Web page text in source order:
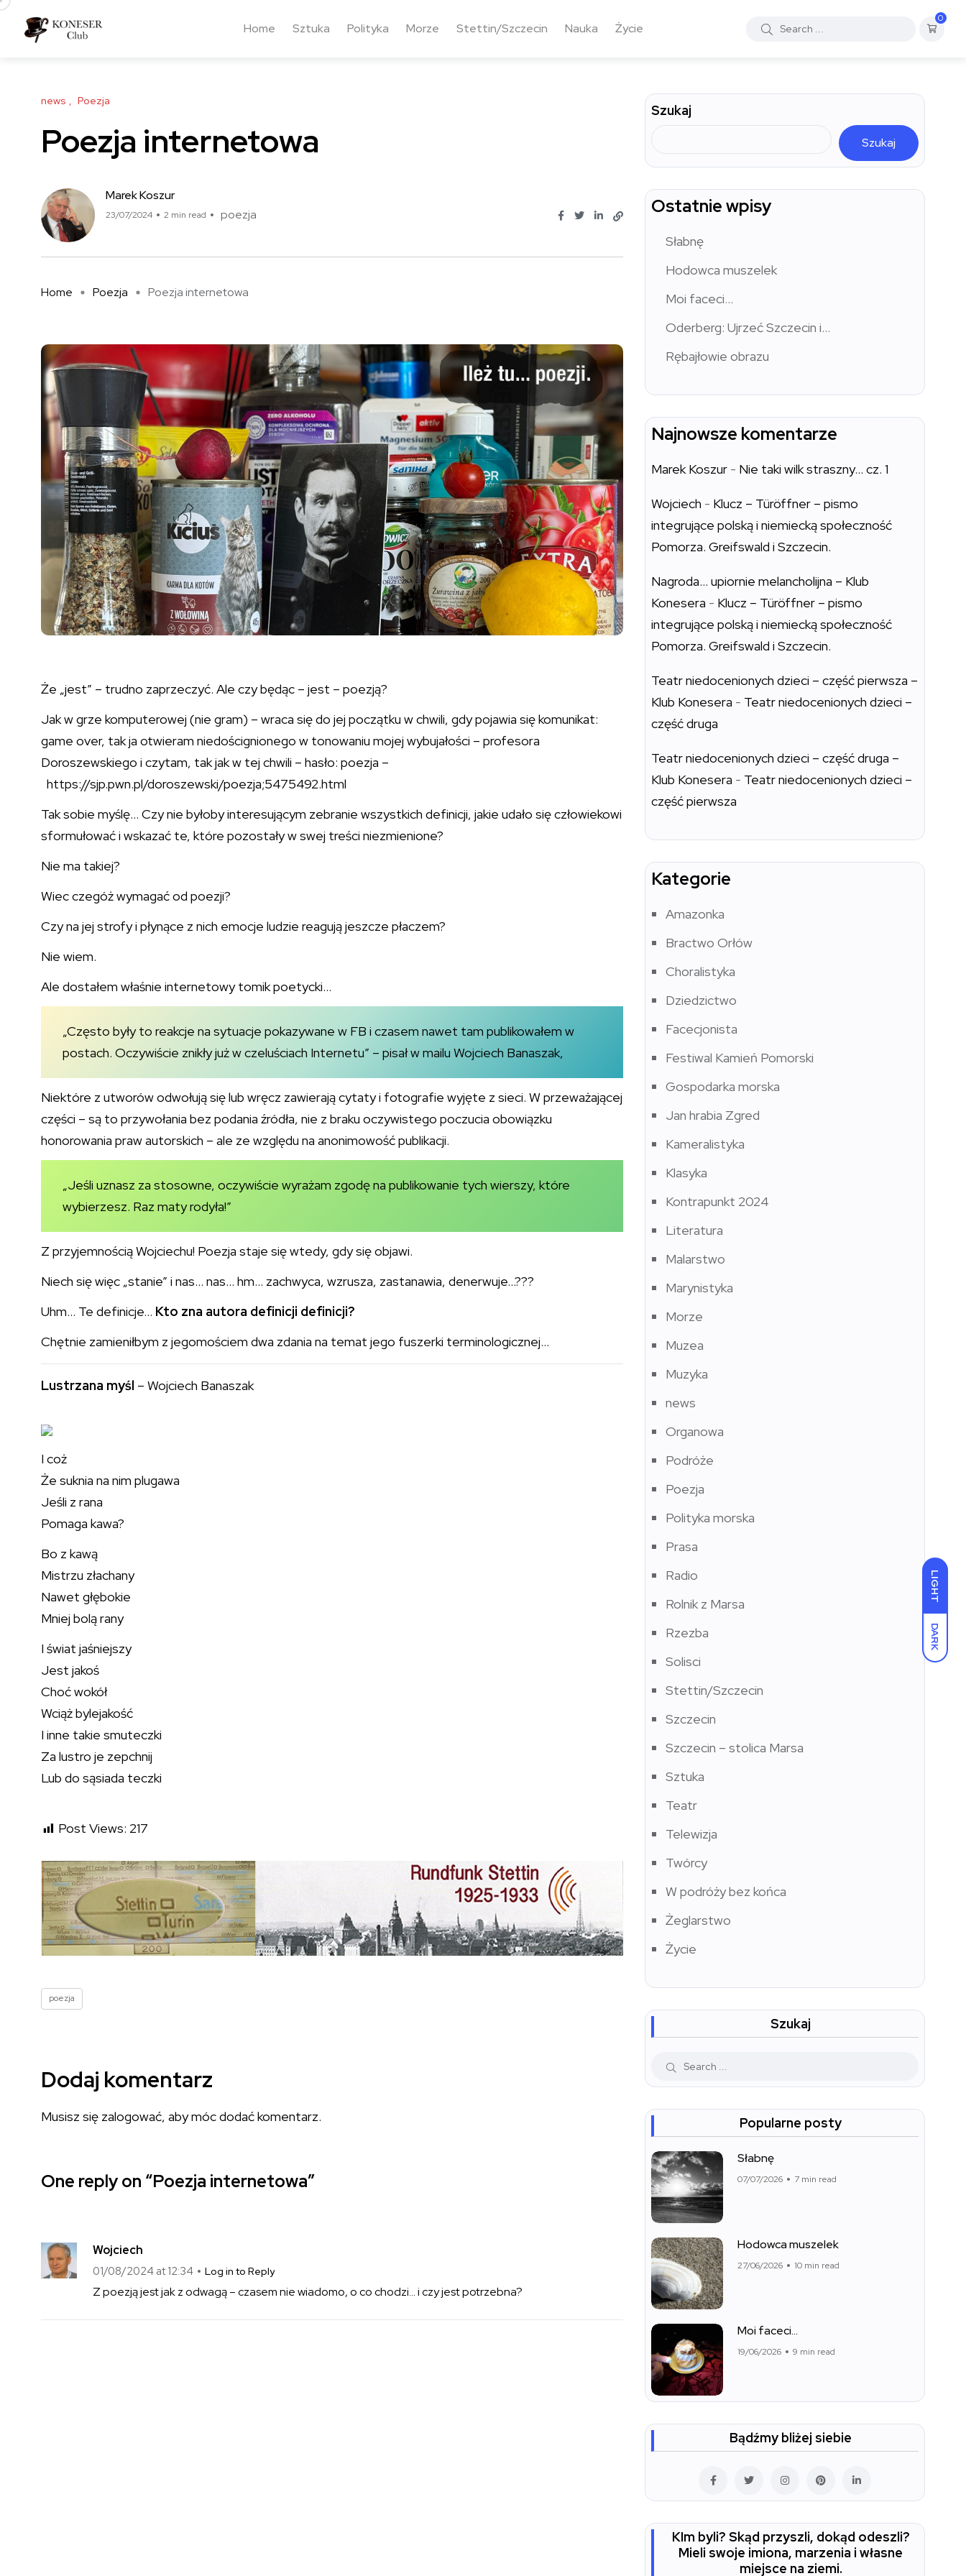
LIGHT
DARK
Home Sztuka Polityka Morze Stettin/Szczecin Nauka Życie
0
news Poezja
Poezja internetowa
Marek Koszur
23/07/2024 2 min read poezja
Home Poezja Poezja internetowa
Że „jest” – trudno zaprzeczyć. Ale czy będąc – jest – poezją?
Jak w grze komputerowej (nie gram) – wraca się do jej początku w chwili, gdy pojawia się komunikat:
game over, tak ja otwieram niedoścignionego w tonowaniu mojej wybujałości – profesora
Doroszewskiego i czytam, tak jak w tej chwili – hasło: poezja –
https://sjp.pwn.pl/doroszewski/poezja;5475492.html
Tak sobie myślę… Czy nie byłoby interesującym zebranie wszystkich definicji, jakie udało się człowiekowi
sformułować i wskazać te, które pozostały w swej treści niezmienione?
Nie ma takiej?
Wiec czegóż wymagać od poezji?
Czy na jej strofy i płynące z nich emocje ludzie reagują jeszcze płaczem?
Nie wiem.
Ale dostałem właśnie internetowy tomik poetycki…
„Często były to reakcje na sytuacje pokazywane w FB i czasem nawet tam publikowałem w
postach. Oczywiście znikły już w czeluściach Internetu” – pisał w mailu Wojciech Banaszak,
Niektóre z utworów odwołują się lub wręcz zawierają cytaty i fotografie wyjęte z sieci. W przeważającej
części – są to przywołania bez podania źródła, nie z braku oczywistego poczucia obowiązku
honorowania praw autorskich – ale ze względu na anonimowość publikacji.
„Jeśli uznasz za stosowne, oczywiście wyrażam zgodę na publikowanie tych wierszy, które
wybierzesz. Raz maty rodyła!”
Z przyjemnością Wojciechu! Poezja staje się wtedy, gdy się objawi.
Niech się więc „stanie” i nas… nas… hm… zachwyca, wzrusza, zastanawia, denerwuje…???
Uhm… Te definicje… Kto zna autora definicji definicji?
Chętnie zamieniłbym z jegomościem dwa zdania na temat jego fuszerki terminologicznej…
Lustrzana myśl – Wojciech Banaszak
I coż
Że suknia na nim plugawa
Jeśli z rana
Pomaga kawa?
Bo z kawą
Mistrzu złachany
Nawet głębokie
Mniej bolą rany
I świat jaśniejszy
Jest jakoś
Choć wokół
Wciąż bylejakość
I inne takie smuteczki
Za lustro je zepchnij
Lub do sąsiada teczki
Post Views: 217
poezja
Dodaj komentarz
Musisz się zalogować, aby móc dodać komentarz.
One reply on “Poezja internetowa”
Wojciech
01/08/2024 at 12:34 Log in to Reply
Z poezją jest jak z odwagą – czasem nie wiadomo, o co chodzi… i czy jest potrzebna?
Szukaj
Szukaj
Ostatnie wpisy
Słabnę
Hodowca muszelek
Moi faceci…
Oderberg: Ujrzeć Szczecin i…
Rębajłowie obrazu
Najnowsze komentarze
Marek Koszur - Nie taki wilk straszny… cz. 1
Wojciech - Klucz – Türöffner – pismo
integrujące polską i niemiecką społeczność
Pomorza. Greifswald i Szczecin.
Nagroda… upiornie melancholijna – Klub
Konesera - Klucz – Türöffner – pismo
integrujące polską i niemiecką społeczność
Pomorza. Greifswald i Szczecin.
Teatr niedocenionych dzieci – część pierwsza –
Klub Konesera - Teatr niedocenionych dzieci –
część druga
Teatr niedocenionych dzieci – część druga –
Klub Konesera - Teatr niedocenionych dzieci –
część pierwsza
Kategorie
Amazonka
Bractwo Orłów
Choralistyka
Dziedzictwo
Facecjonista
Festiwal Kamień Pomorski
Gospodarka morska
Jan hrabia Zgred
Kameralistyka
Klasyka
Kontrapunkt 2024
Literatura
Malarstwo
Marynistyka
Morze
Muzea
Muzyka
news
Organowa
Podróże
Poezja
Polityka morska
Prasa
Radio
Rolnik z Marsa
Rzezba
Solisci
Stettin/Szczecin
Szczecin
Szczecin – stolica Marsa
Sztuka
Teatr
Telewizja
Twórcy
W podróży bez końca
Żeglarstwo
Życie
Szukaj
Popularne posty
Słabnę
07/07/2026 7 min read
Hodowca muszelek
27/06/2026 10 min read
Moi faceci…
19/06/2026 9 min read
Bądźmy bliżej siebie
KIm byli? Skąd przyszli, dokąd odeszli?
Mieli swoje imiona, marzenia i własne
miejsce na ziemi.